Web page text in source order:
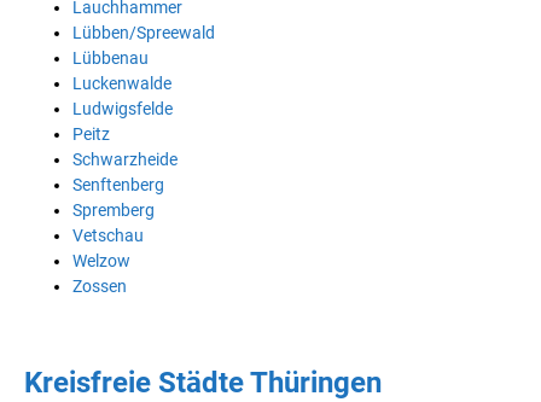
Lauchhammer
Lübben/Spreewald
Lübbenau
Luckenwalde
Ludwigsfelde
Peitz
Schwarzheide
Senftenberg
Spremberg
Vetschau
Welzow
Zossen
Kreisfreie Städte Thüringen